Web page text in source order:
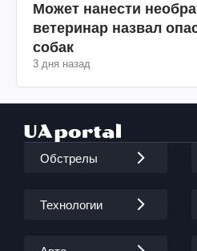
Может нанести
ветеринар назвал
собак
3 дня назад
Обстрелы
Технологии